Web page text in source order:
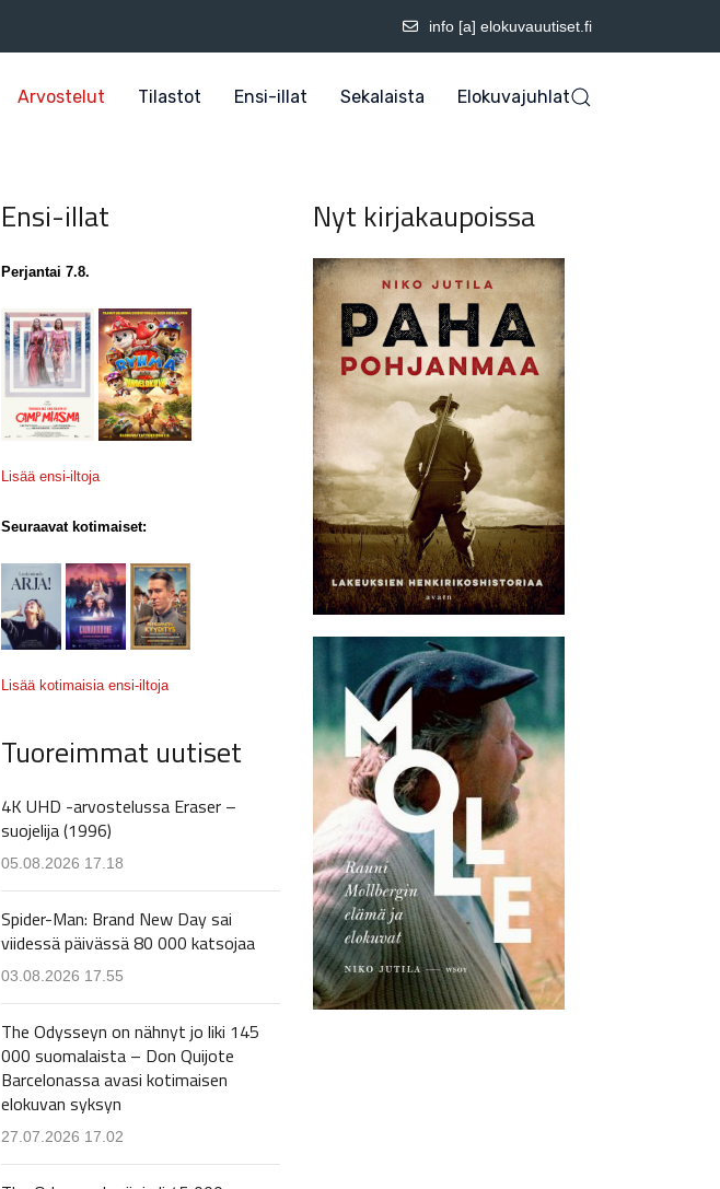
info [a] elokuvauutiset.fi
Arvostelut Tilastot Ensi-illat Sekalaista Elokuvajuhlat
Ensi-illat
Perjantai 7.8.
Lisää ensi-iltoja
Seuraavat kotimaiset:
Lisää kotimaisia ensi-iltoja
Tuoreimmat uutiset
4K UHD -arvostelussa Eraser –
suojelija (1996)
05.08.2026 17.18
Spider-Man: Brand New Day sai
viidessä päivässä 80 000 katsojaa
03.08.2026 17.55
The Odysseyn on nähnyt jo liki 145
000 suomalaista – Don Quijote
Barcelonassa avasi kotimaisen
elokuvan syksyn
27.07.2026 17.02
Nyt kirjakaupoissa